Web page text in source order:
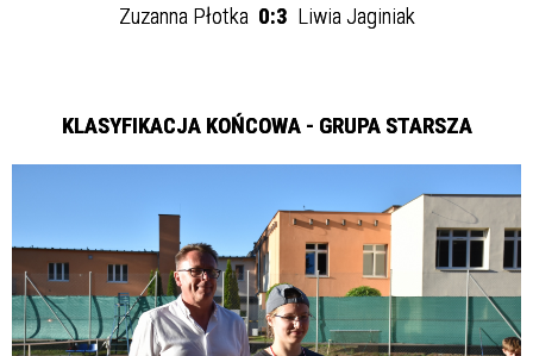
Zuzanna Płotka0:3 Liwia Jaginiak
KLASYFIKACJA KOŃCOWA - GRUPA STARSZA